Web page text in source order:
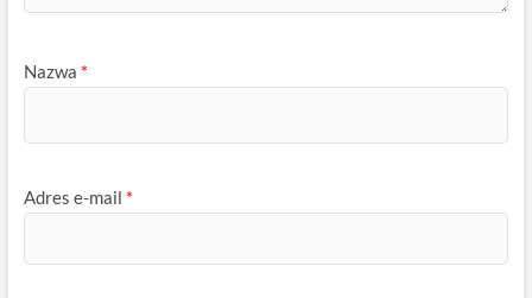
Nazwa *
Adres e-mail *